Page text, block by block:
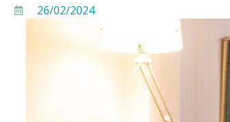
26/02/2024